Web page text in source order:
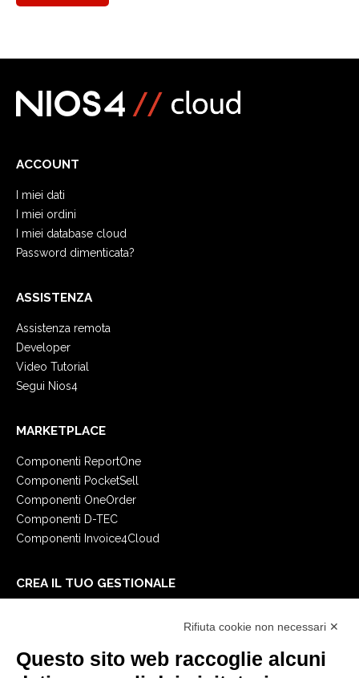
ACCOUNT
I miei dati
I miei ordini
I miei database cloud
Password dimenticata?
ASSISTENZA
Assistenza remota
Developer
Video Tutorial
Segui Nios4
MARKETPLACE
Componenti ReportOne
Componenti PocketSell
Componenti OneOrder
Componenti D-TEC
Componenti Invoice4Cloud
CREA IL TUO GESTIONALE
E-Book
Blog
Rifiuta cookie non necessari ✕
Questo sito web raccoglie alcuni